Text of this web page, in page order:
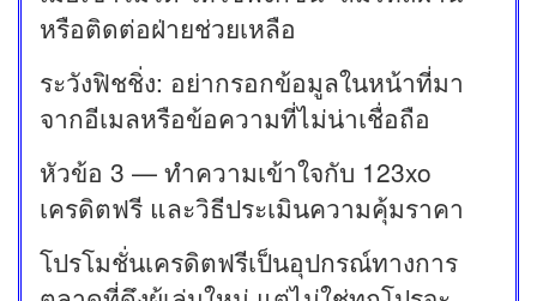
หรือติดต่อฝ่ายช่วยเหลือ
ระวังฟิชชิ่ง: อย่ากรอกข้อมูลในหน้าที่มา
จากอีเมลหรือข้อความที่ไม่น่าเชื่อถือ
หัวข้อ 3 — ทำความเข้าใจกับ 123xo
เครดิตฟรี และวิธีประเมินความคุ้มราคา
โปรโมชั่นเครดิตฟรีเป็นอุปกรณ์ทางการ